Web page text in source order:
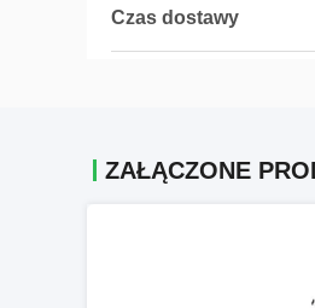
Czas dostawy